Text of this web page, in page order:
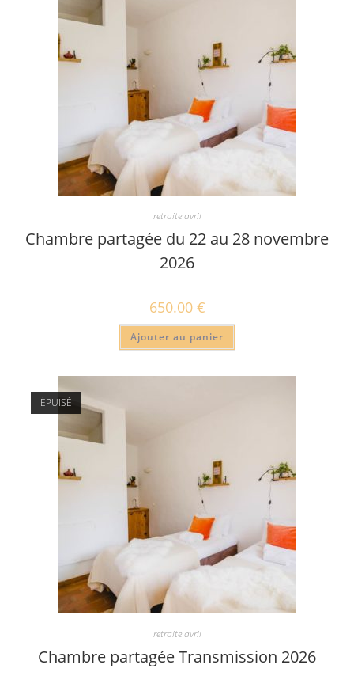
retraite avril
Chambre partagée du 22 au 28 novembre
2026
650.00 €
Ajouter au panier
ÉPUISÉ
retraite avril
Chambre partagée Transmission 2026